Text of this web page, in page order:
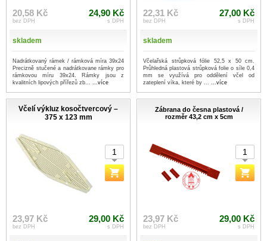
20,58 Kč
bez DPH
24,90 Kč
s DPH
skladem
Nadrátkovaný rámek / rámková míra 39x24
Precizně stučené a nadrátkovane rámky pro
rámkovou míru 39x24. Rámky jsou z
kvalitních lipových přířezů zb... ...více
22,31 Kč
bez DPH
27,00 Kč
s DPH
skladem
Včelařská strůpková fólie 52,5 x 50 cm.
Průhledná plastová strůpková folie o síle 0,4
mm se využívá pro oddělení včel od
zateplení víka, které by ... ...více
Včelí výkluz kosočtvercový –
375 x 123 mm
23,97 Kč
bez DPH
29,00 Kč
s DPH
Zábrana do česna plastová /
rozměr 43,2 cm x 5cm
23,97 Kč
bez DPH
29,00 Kč
s DPH